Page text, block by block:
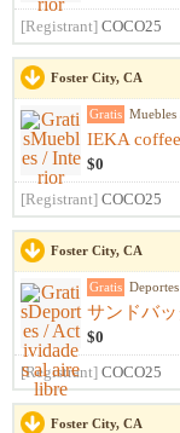
[Registrant] COCO25
Foster City, CA
Gratis
IEKA
$0
[Registrant] COCO25
Foster City, CA
Gratis
サンドバ
$0
[Registrant] COCO25
Foster City, CA